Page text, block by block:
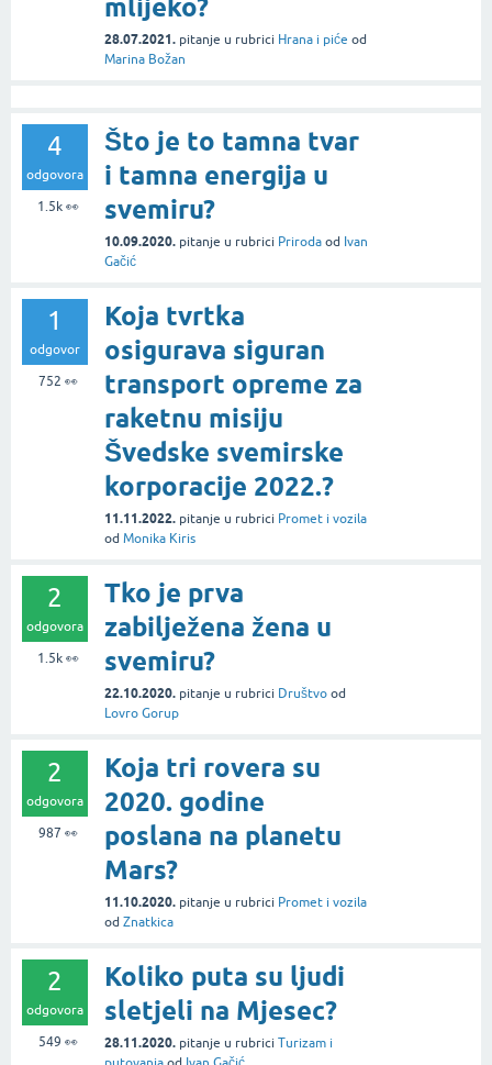
mlijeko?
28.07.2021. pitanje u rubrici Hrana i piće od
Marina Božan
4
odgovora
1.5k👀
Što je to tamna tvar
i tamna energija u
svemiru?
10.09.2020. pitanje u rubrici Priroda od Ivan
Gačić
1
odgovor
752 👀
Koja tvrtka
osigurava siguran
transport opreme za
raketnu misiju
Švedske svemirske
korporacije 2022.?
11.11.2022. pitanje u rubrici Promet i vozila
od Monika Kiris
2
odgovora
1.5k👀
Tko je prva
zabilježena žena u
svemiru?
22.10.2020. pitanje u rubrici Društvo od
Lovro Gorup
2
odgovora
987 👀
Koja tri rovera su
2020. godine
poslana na planetu
Mars?
11.10.2020. pitanje u rubrici Promet i vozila
od Znatkica
2
odgovora
549 👀
Koliko puta su ljudi
sletjeli na Mjesec?
28.11.2020. pitanje u rubrici Turizam i